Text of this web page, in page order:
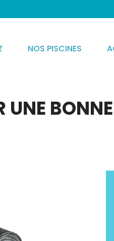
NOS PISCINES
UNE